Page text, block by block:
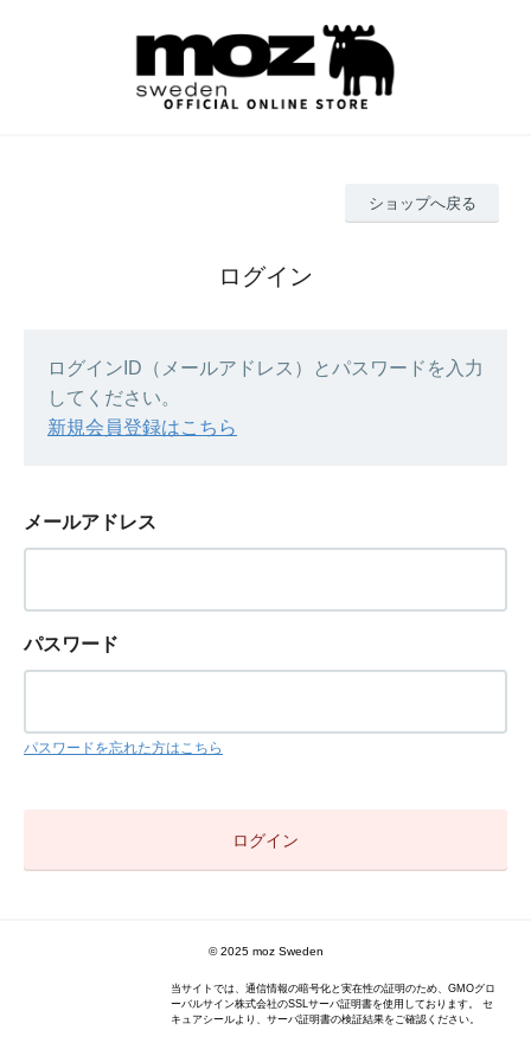
ショップへ戻る
ログイン
ログインID（メールアドレス）とパスワードを入力
してください。
新規会員登録はこちら
メールアドレス
パスワード
パスワードを忘れた方はこちら
© 2025 moz Sweden
当サイトでは、通信情報の暗号化と実在性の証明のため、GMOグロ
ーバルサイン株式会社のSSLサーバ証明書を使用しております。 セ
キュアシールより、サーバ証明書の検証結果をご確認ください。